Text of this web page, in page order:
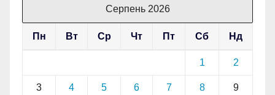
Серпень 2026
Пн Вт Ср Чт Пт Сб Нд
1 2
3 4 5 6 7 8 9